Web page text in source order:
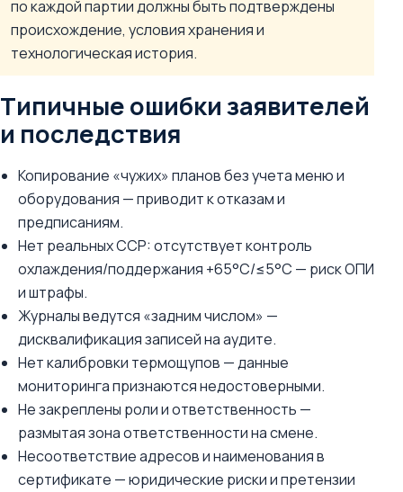
по каждой партии должны быть подтверждены
происхождение, условия хранения и
технологическая история.
Типичные ошибки заявителей
и последствия
Копирование «чужих» планов без учета меню и
оборудования — приводит к отказам и
предписаниям.
Нет реальных CCP: отсутствует контроль
охлаждения/поддержания +65°C/≤5°C — риск ОПИ
и штрафы.
Журналы ведутся «задним числом» —
дисквалификация записей на аудите.
Нет калибровки термощупов — данные
мониторинга признаются недостоверными.
Не закреплены роли и ответственность —
размытая зона ответственности на смене.
Несоответствие адресов и наименования в
сертификате — юридические риски и претензии